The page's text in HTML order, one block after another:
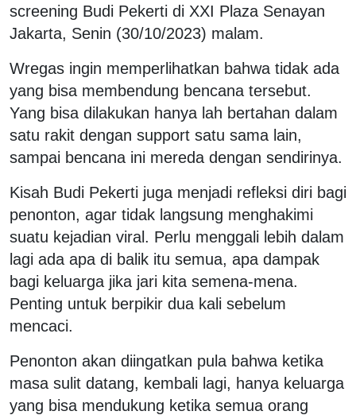
screening Budi Pekerti di XXI Plaza Senayan
Jakarta, Senin (30/10/2023) malam.
Wregas ingin memperlihatkan bahwa tidak ada
yang bisa membendung bencana tersebut.
Yang bisa dilakukan hanya lah bertahan dalam
satu rakit dengan support satu sama lain,
sampai bencana ini mereda dengan sendirinya.
Kisah Budi Pekerti juga menjadi refleksi diri bagi
penonton, agar tidak langsung menghakimi
suatu kejadian viral. Perlu menggali lebih dalam
lagi ada apa di balik itu semua, apa dampak
bagi keluarga jika jari kita semena-mena.
Penting untuk berpikir dua kali sebelum
mencaci.
Penonton akan diingatkan pula bahwa ketika
masa sulit datang, kembali lagi, hanya keluarga
yang bisa mendukung ketika semua orang